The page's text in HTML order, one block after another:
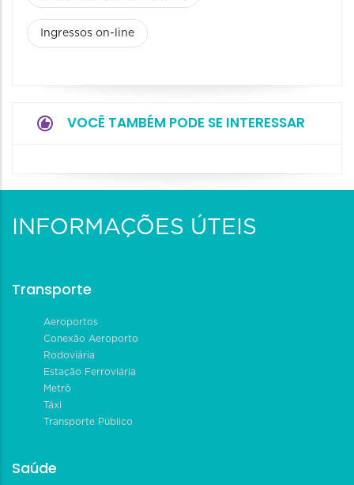
Ingressos on-line
VOCÊ TAMBÉM PODE SE INTERESSAR
INFORMAÇÕES ÚTEIS
Transporte
Aeroportos
Conexão Aeroporto
Rodoviária
Estação Ferroviária
Metrô
Táxi
Transporte Público
Saúde